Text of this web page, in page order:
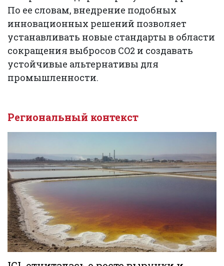
По ее словам, внедрение подобных
инновационных решений позволяет
устанавливать новые стандарты в области
сокращения выбросов CO2 и создавать
устойчивые альтернативы для
промышленности.
Региональный контекст